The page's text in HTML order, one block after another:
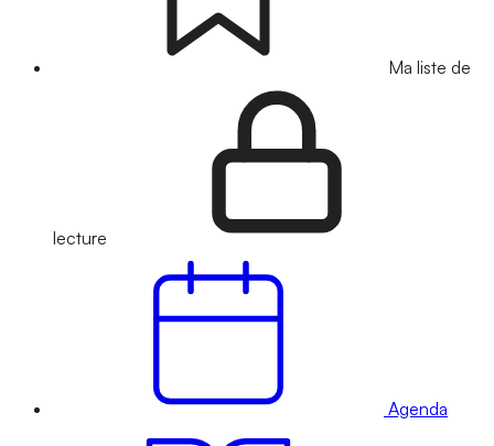
Ma liste de
lecture
Agenda